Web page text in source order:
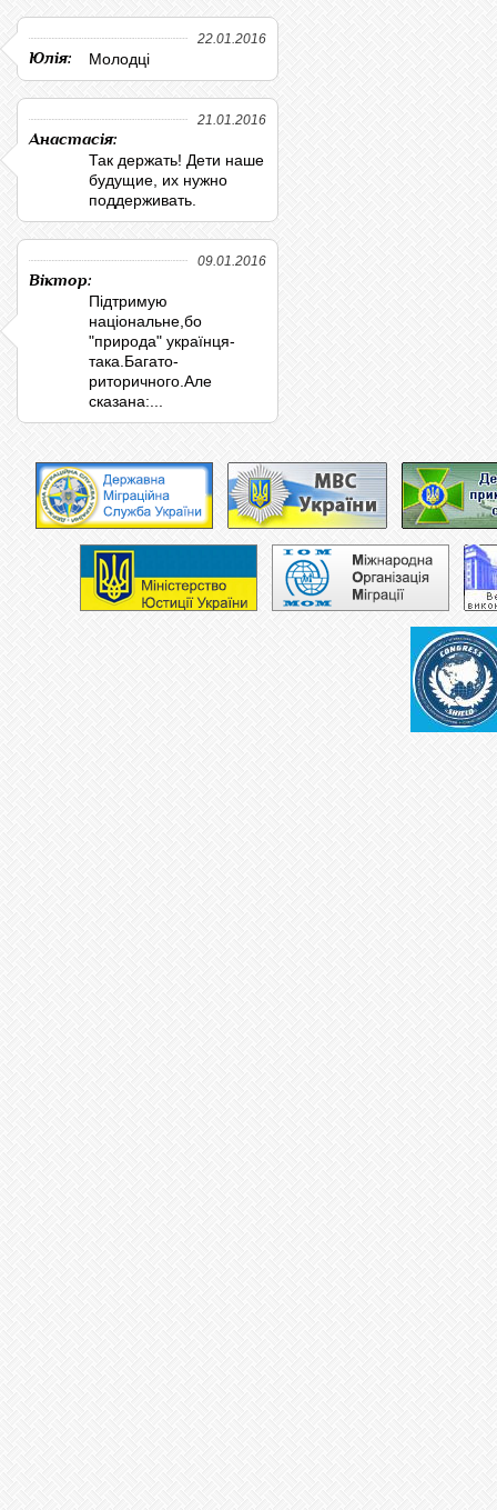
22.01.2016
Юлія: Молодці
21.01.2016
Анастасія:
Так держать! Дети наше
будущие, их нужно
поддерживать.
09.01.2016
Віктор:
Підтримую
національне,бо
"природа" українця-
така.Багато-
риторичного.Але
сказана:...